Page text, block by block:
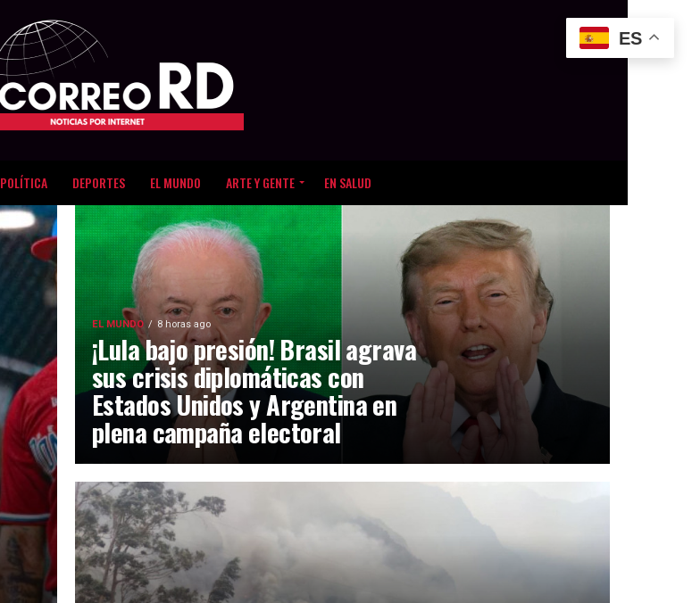
POLÍTICA DEPORTES EL MUNDO ARTE Y GENTE EN SALUD
EL MUNDO 8 horas ago
¡Lula bajo presión! Brasil agrava
sus crisis diplomáticas con
Estados Unidos y Argentina en
plena campaña electoral
ES